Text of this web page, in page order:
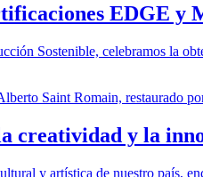
EDGE y
Sostenible, celebramos la
creatividad y la
y artística de nuestro país,